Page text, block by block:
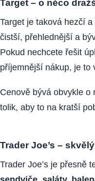
Target – o něco
Target je taková hezčí
čistší, přehlednější a
Pokud nechcete řešit
příjemnější nákup, je to
Cenově bývá obvykle o
tolik, aby to na kratší
Trader Joe’s –
Trader Joe’s je přesně